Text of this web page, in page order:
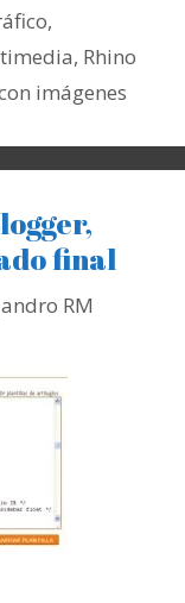
,
, Rhino
imágenes
final
RM